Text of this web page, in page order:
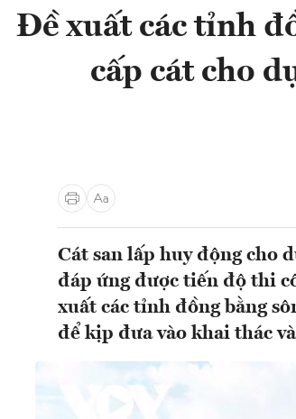
Đề xuất các tỉnh
cấp cát cho
Cát san lấp huy động cho
đáp ứng được tiến độ thi
xuất các tỉnh đồng bằng
để kịp đưa vào khai thác